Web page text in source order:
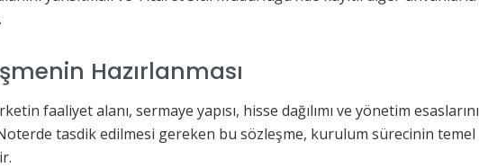
Hazırlanması
faaliyet alanı, sermaye yapısı, hisse dağılımı ve yönetim esaslarını
tasdik edilmesi gereken bu sözleşme, kurulum sürecinin temel